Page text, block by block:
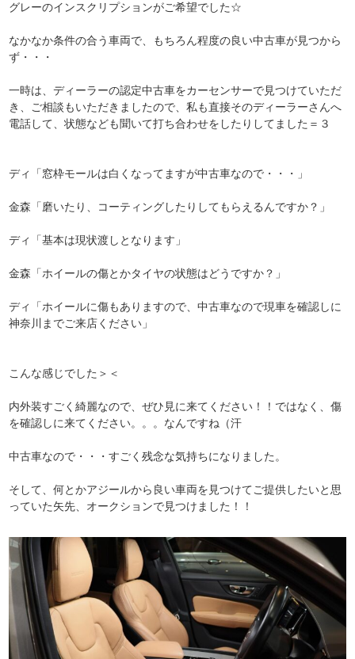
グレーのインスクリプションがご希望でした☆
なかなか条件の合う車両で、もちろん程度の良い中古車が見つから
ず・・・
一時は、ディーラーの認定中古車をカーセンサーで見つけていただ
き、ご相談もいただきましたので、私も直接そのディーラーさんへ
電話して、状態なども聞いて打ち合わせをしたりしてました＝３
ディ「窓枠モールは白くなってますが中古車なので・・・」
金森「磨いたり、コーティングしたりしてもらえるんですか？」
ディ「基本は現状渡しとなります」
金森「ホイールの傷とかタイヤの状態はどうですか？」
ディ「ホイールに傷もありますので、中古車なので現車を確認しに
神奈川までご来店ください」
こんな感じでした＞＜
内外装すごく綺麗なので、ぜひ見に来てください！！ではなく、傷
を確認しに来てください。。。なんですね（汗
中古車なので・・・すごく残念な気持ちになりました。
そして、何とかアジールから良い車両を見つけてご提供したいと思
っていた矢先、オークションで見つけました！！